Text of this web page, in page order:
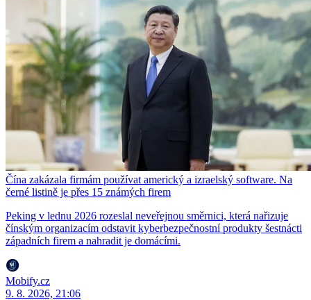
Čína zakázala firmám používat americký a izraelský software. Na
černé listině je přes 15 známých firem
Peking v lednu 2026 rozeslal neveřejnou směrnici, která nařizuje
čínským organizacím odstavit kyberbezpečnostní produkty šestnácti
západních firem a nahradit je domácími.
Mobify.cz
9. 8. 2026, 21:06